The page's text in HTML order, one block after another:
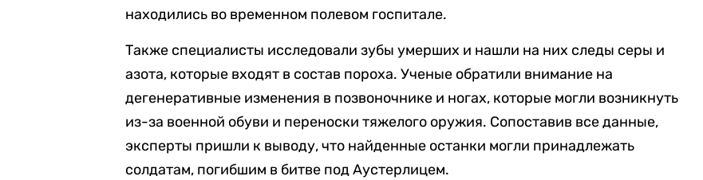
находились во временном полевом госпитале.
Также специалисты исследовали зубы умерших и нашли на них следы серы и
азота, которые входят в состав пороха. Ученые обратили внимание на
дегенеративные изменения в позвоночнике и ногах, которые могли возникнуть
из-за военной обуви и переноски тяжелого оружия. Сопоставив все данные,
эксперты пришли к выводу, что найденные останки могли принадлежать
солдатам, погибшим в битве под Аустерлицем.